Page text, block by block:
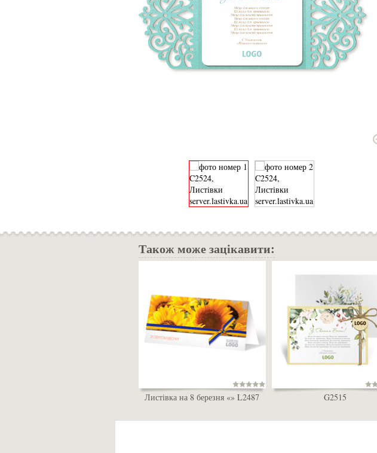
Також може зацікавити:
Листівка на 8 березня «» L2487 G2515